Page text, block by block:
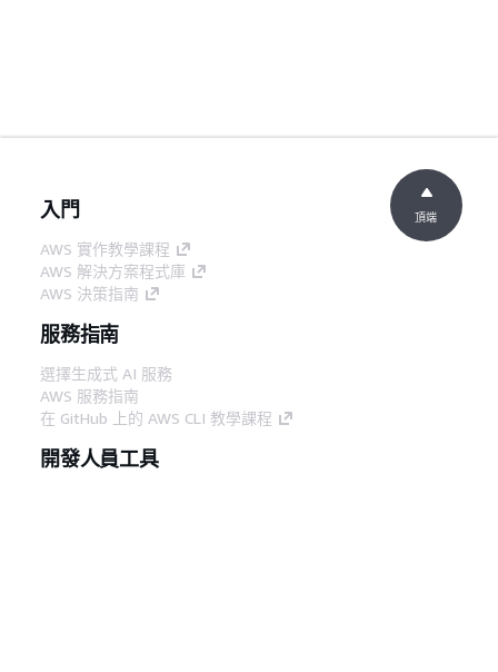
入門
AWS 實作教學課程
AWS 解決方案程式庫
AWS 決策指南
服務指南
選擇生成式 AI 服務
AWS 服務指南
在 GitHub 上的 AWS CLI 教學課程
開發人員工具
頂端